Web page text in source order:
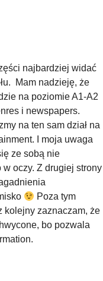
najbardziej widać
Mam nadzieję, że
na poziomie A1-A2
i newspapers.
na ten sam dział na
I moja uwaga
ze sobą nie
w oczy. Z drugiej strony
Poza tym
kolejny zaznaczam, że
bo pozwala